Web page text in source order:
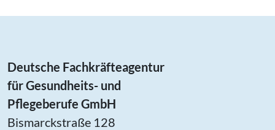
Deutsche Fachkräfteagentur
für Gesundheits- und
Pflegeberufe GmbH
Bismarckstraße 128